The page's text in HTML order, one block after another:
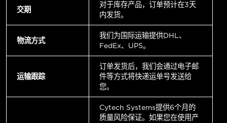
交期
对于库存产品，订单预计在3天
内发货。
物流方式
我们为国际运输提供DHL、
FedEx、UPS。
运输跟踪
订单发货后，我们会通过电子邮
件等方式将快递运单号发送给
您。
Cytech Systems提供6个月的
质量风险保证。如果您在使用产